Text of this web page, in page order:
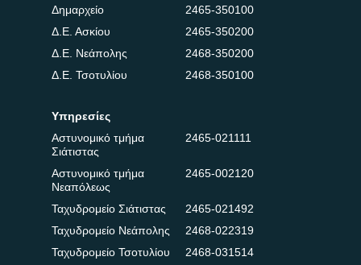
Δημαρχείο
2465-350100
Δ.Ε. Ασκίου
2465-350200
Δ.Ε. Νεάπολης
2468-350200
Δ.Ε. Τσοτυλίου
2468-350100
Υπηρεσίες
Αστυνομικό τμήμα
Σιάτιστας
2465-021111
Αστυνομικό τμήμα
Νεαπόλεως
2465-002120
Ταχυδρομείο Σιάτιστας
2465-021492
Ταχυδρομείο Νεάπολης
2468-022319
Ταχυδρομείο Τσοτυλίου
2468-031514